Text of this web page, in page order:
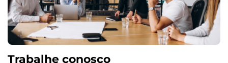
Trabalhe conosco